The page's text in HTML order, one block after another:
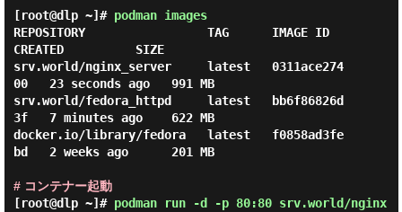
[root@dlp ~]# podman images
REPOSITORY                 TAG      IMAGE ID
CREATED          SIZE
srv.world/nginx_server     latest   0311ace274
00   23 seconds ago   991 MB
srv.world/fedora_httpd     latest   bb6f86826d
3f   7 minutes ago    622 MB
docker.io/library/fedora   latest   f0858ad3fe
bd   2 weeks ago      201 MB
# コンテナー起動
[root@dlp ~]# podman run -d -p 80:80 srv.world/nginx